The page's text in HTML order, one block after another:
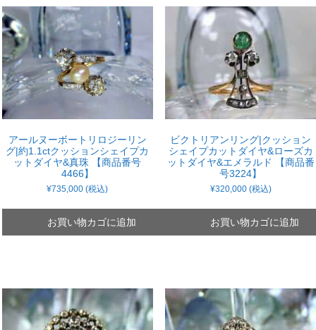
アールヌーボートリロジーリン
グ|約1.1ctクッションシェイプカ
ットダイヤ&真珠 【商品番号
4466】
¥735,000 (税込)
お買い物カゴに追加
ビクトリアンリング|クッション
シェイプカットダイヤ&ローズカ
ットダイヤ&エメラルド 【商品番
号3224】
¥320,000 (税込)
お買い物カゴに追加